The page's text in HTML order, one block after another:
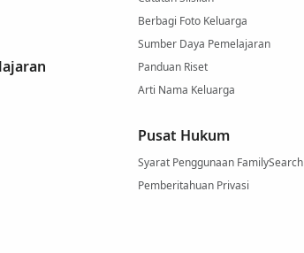
Berbagi Foto Keluarga
Sumber Daya Pemelajaran
Panduan Riset
Arti Nama Keluarga
Pusat Hukum
Syarat Penggunaan FamilySearch
Pemberitahuan Privasi